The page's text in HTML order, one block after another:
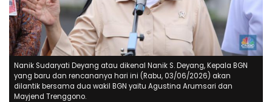
Nanik Sudaryati Deyang atau dikenal Nanik S. Deyang, Kepala BGN
yang baru dan rencananya hari ini (Rabu, 03/06/2026) akan
dilantik bersama dua wakil BGN yaitu Agustina Arumsari dan
Mayjend Trenggono.